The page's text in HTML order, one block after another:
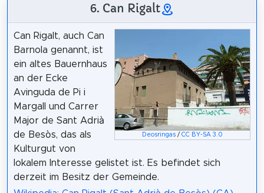
6. Can Rigalt
Deosringas /CC BY-SA 3.0
Can Rigalt, auch Can
Barnola genannt, ist
ein altes Bauernhaus
an der Ecke
Avinguda de Pi i
Margall und Carrer
Major de Sant Adrià
de Besòs, das als
Kulturgut von
lokalem Interesse gelistet ist. Es befindet sich
derzeit im Besitz der Gemeinde.